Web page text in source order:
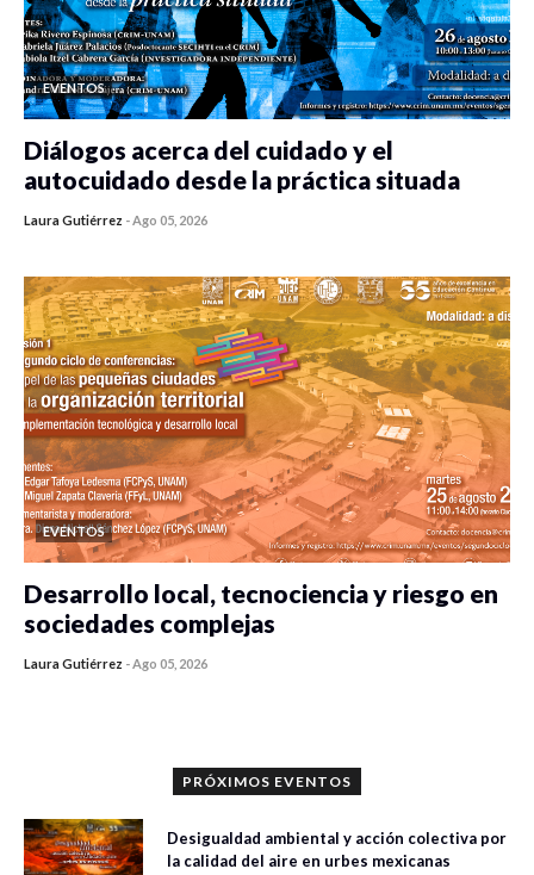
EVENTOS
Diálogos acerca del cuidado y el
autocuidado desde la práctica situada
Laura Gutiérrez -Ago 05, 2026
EVENTOS
Desarrollo local, tecnociencia y riesgo en
sociedades complejas
Laura Gutiérrez -Ago 05, 2026
PRÓXIMOS EVENTOS
Desigualdad ambiental y acción colectiva por
la calidad del aire en urbes mexicanas